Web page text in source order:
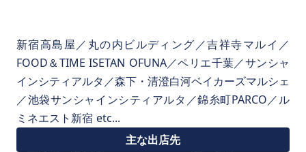
新宿高島屋／丸の内ビルディング／吉祥寺マルイ／
FOOD＆TIME ISETAN OFUNA／ペリエ千葉／サンシャ
インシティアルタ／森下・清澄白河ベイカーズマルシェ
／池袋サンシャインシティアルタ／錦糸町PARCO／ル
ミネエスト新宿 etc...
主な出店先